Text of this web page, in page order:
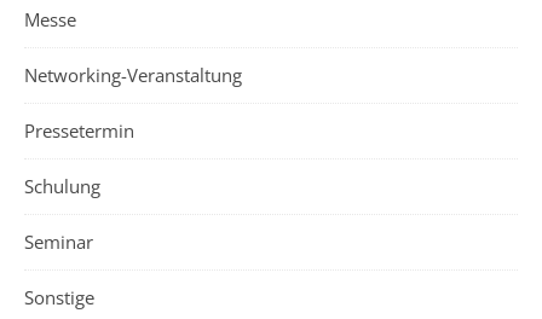
Messe
Networking-Veranstaltung
Pressetermin
Schulung
Seminar
Sonstige